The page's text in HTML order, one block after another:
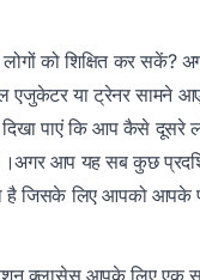
को शिक्षित कर
एजुकेटर या ट्रेनर सामने
पाएं कि आप कैसे
आप यह सब कुछ
जिसके लिए आपको आपके
क्लासेस आपके लिए एक